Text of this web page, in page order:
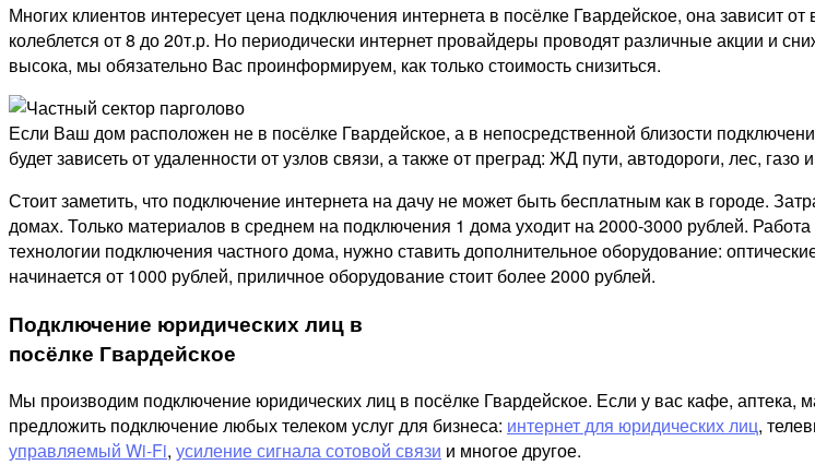
Многих клиентов интересует цена подключения интернета в посёлке Гвардейское, она зависит
колеблется от 8 до 20т.р. Но периодически интернет провайдеры проводят различные акции и
высока, мы обязательно Вас проинформируем, как только стоимость снизиться.
Если Ваш дом расположен не в посёлке Гвардейское, а в непосредственной близости
будет зависеть от удаленности от узлов связи, а также от преград: ЖД пути, автодороги, лес,
Стоит заметить, что подключение интернета на дачу не может быть бесплатным как в городе.
домах. Только материалов в среднем на подключения 1 дома уходит на 2000-3000 рублей.
технологии подключения частного дома, нужно ставить дополнительное оборудование:
начинается от 1000 рублей, приличное оборудование стоит более 2000 рублей.
Подключение юридических лиц в
посёлке Гвардейское
Мы производим подключение юридических лиц в посёлке Гвардейское. Если у вас кафе, аптека,
предложить подключение любых телеком услуг для бизнеса: интернет для юридических лиц,
управляемый Wi-Fi, усиление сигнала сотовой связи и многое другое.